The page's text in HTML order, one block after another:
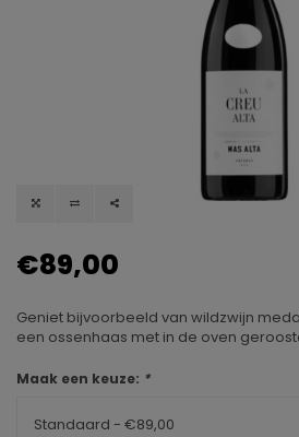
€89,00
Geniet bijvoorbeeld van wildzwijn
een ossenhaas met in de oven
Maak een keuze: *
Standaard - €89,00